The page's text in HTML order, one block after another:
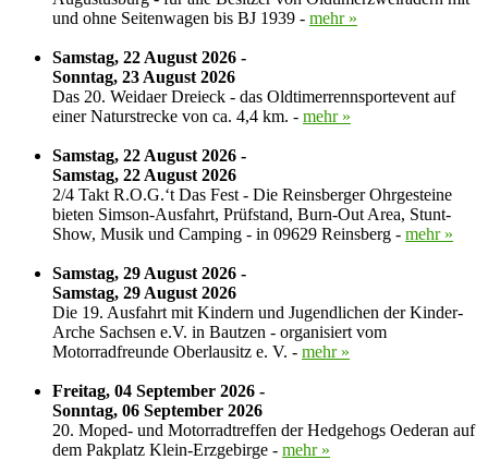
und ohne Seitenwagen bis BJ 1939 - mehr »
Samstag, 22 August 2026 -
Sonntag, 23 August 2026
Das 20. Weidaer Dreieck - das Oldtimerrennsportevent auf
einer Naturstrecke von ca. 4,4 km. - mehr »
Samstag, 22 August 2026 -
Samstag, 22 August 2026
2/4 Takt R.O.G.‘t Das Fest - Die Reinsberger Ohrgesteine
bieten Simson-Ausfahrt, Prüfstand, Burn-Out Area, Stunt-
Show, Musik und Camping - in 09629 Reinsberg - mehr »
Samstag, 29 August 2026 -
Samstag, 29 August 2026
Die 19. Ausfahrt mit Kindern und Jugendlichen der Kinder-
Arche Sachsen e.V. in Bautzen - organisiert vom
Motorradfreunde Oberlausitz e. V. - mehr »
Freitag, 04 September 2026 -
Sonntag, 06 September 2026
20. Moped- und Motorradtreffen der Hedgehogs Oederan auf
dem Pakplatz Klein-Erzgebirge - mehr »